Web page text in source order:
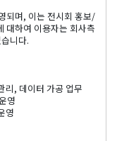
되며, 이는 전시회 홍보/
대하여 이용자는 회사측
니다.
리, 데이터 가공 업무
영
영